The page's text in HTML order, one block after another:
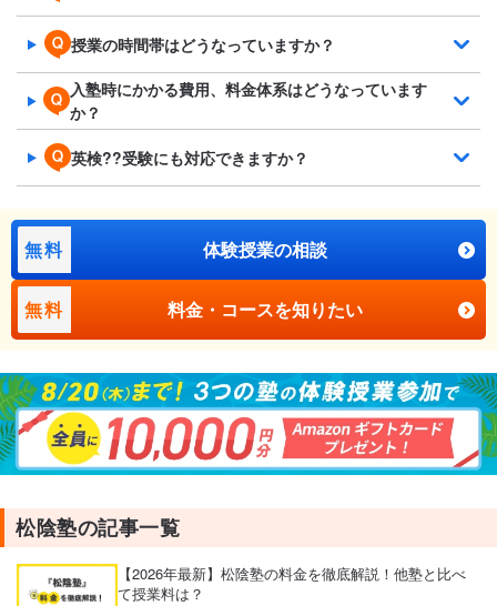
授業の時間帯はどうなっていますか？
入塾時にかかる費用、料金体系はどうなっています
か？
英検??受験にも対応できますか？
無料 体験授業の相談
無料 料金・コースを知りたい
松陰塾の記事一覧
【2026年最新】松陰塾の料金を徹底解説！他塾と比べ
て授業料は？